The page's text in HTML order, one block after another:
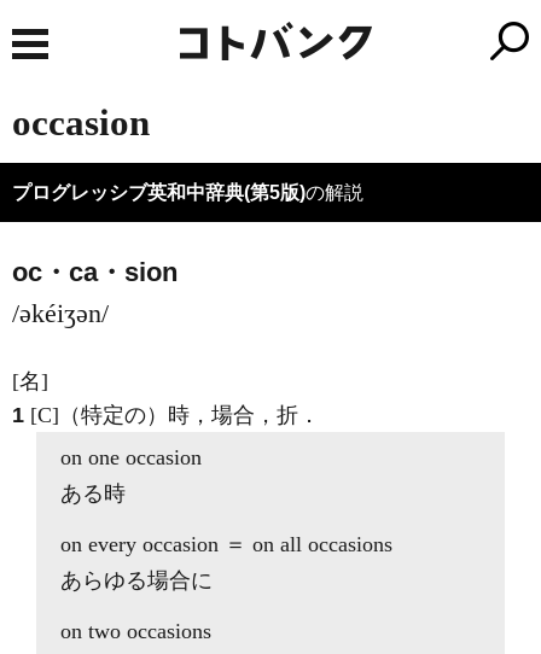
occasion
プログレッシブ英和中辞典(第5版)の解説
oc・ca・sion
/əkéiʒən/
[名]
1 [C] （特定の）時，場合，折 ．
on one occasion
ある時
on every occasion ＝ on all occasions
あらゆる場合に
on two occasions